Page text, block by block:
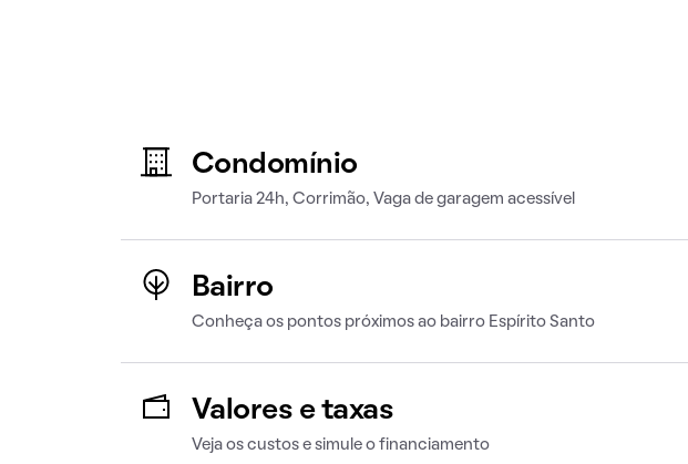
Condomínio
Portaria 24h, Corrimão, Vaga de garagem acessível
Bairro
Conheça os pontos próximos ao bairro Espírito Santo
Valores e taxas
Veja os custos e simule o financiamento